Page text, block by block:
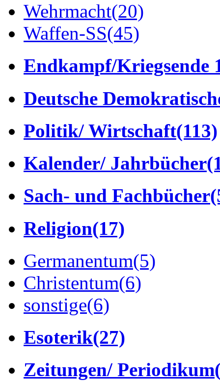
Wehrmacht(20)
Waffen-SS(45)
Endkampf/Kriegsende
Deutsche
Politik/ Wirtschaft(113)
Kalender/ Jahrbücher
Sach- und Fachbücher
Religion(17)
Germanentum(5)
Christentum(6)
sonstige(6)
Esoterik(27)
Zeitungen/ Periodikum